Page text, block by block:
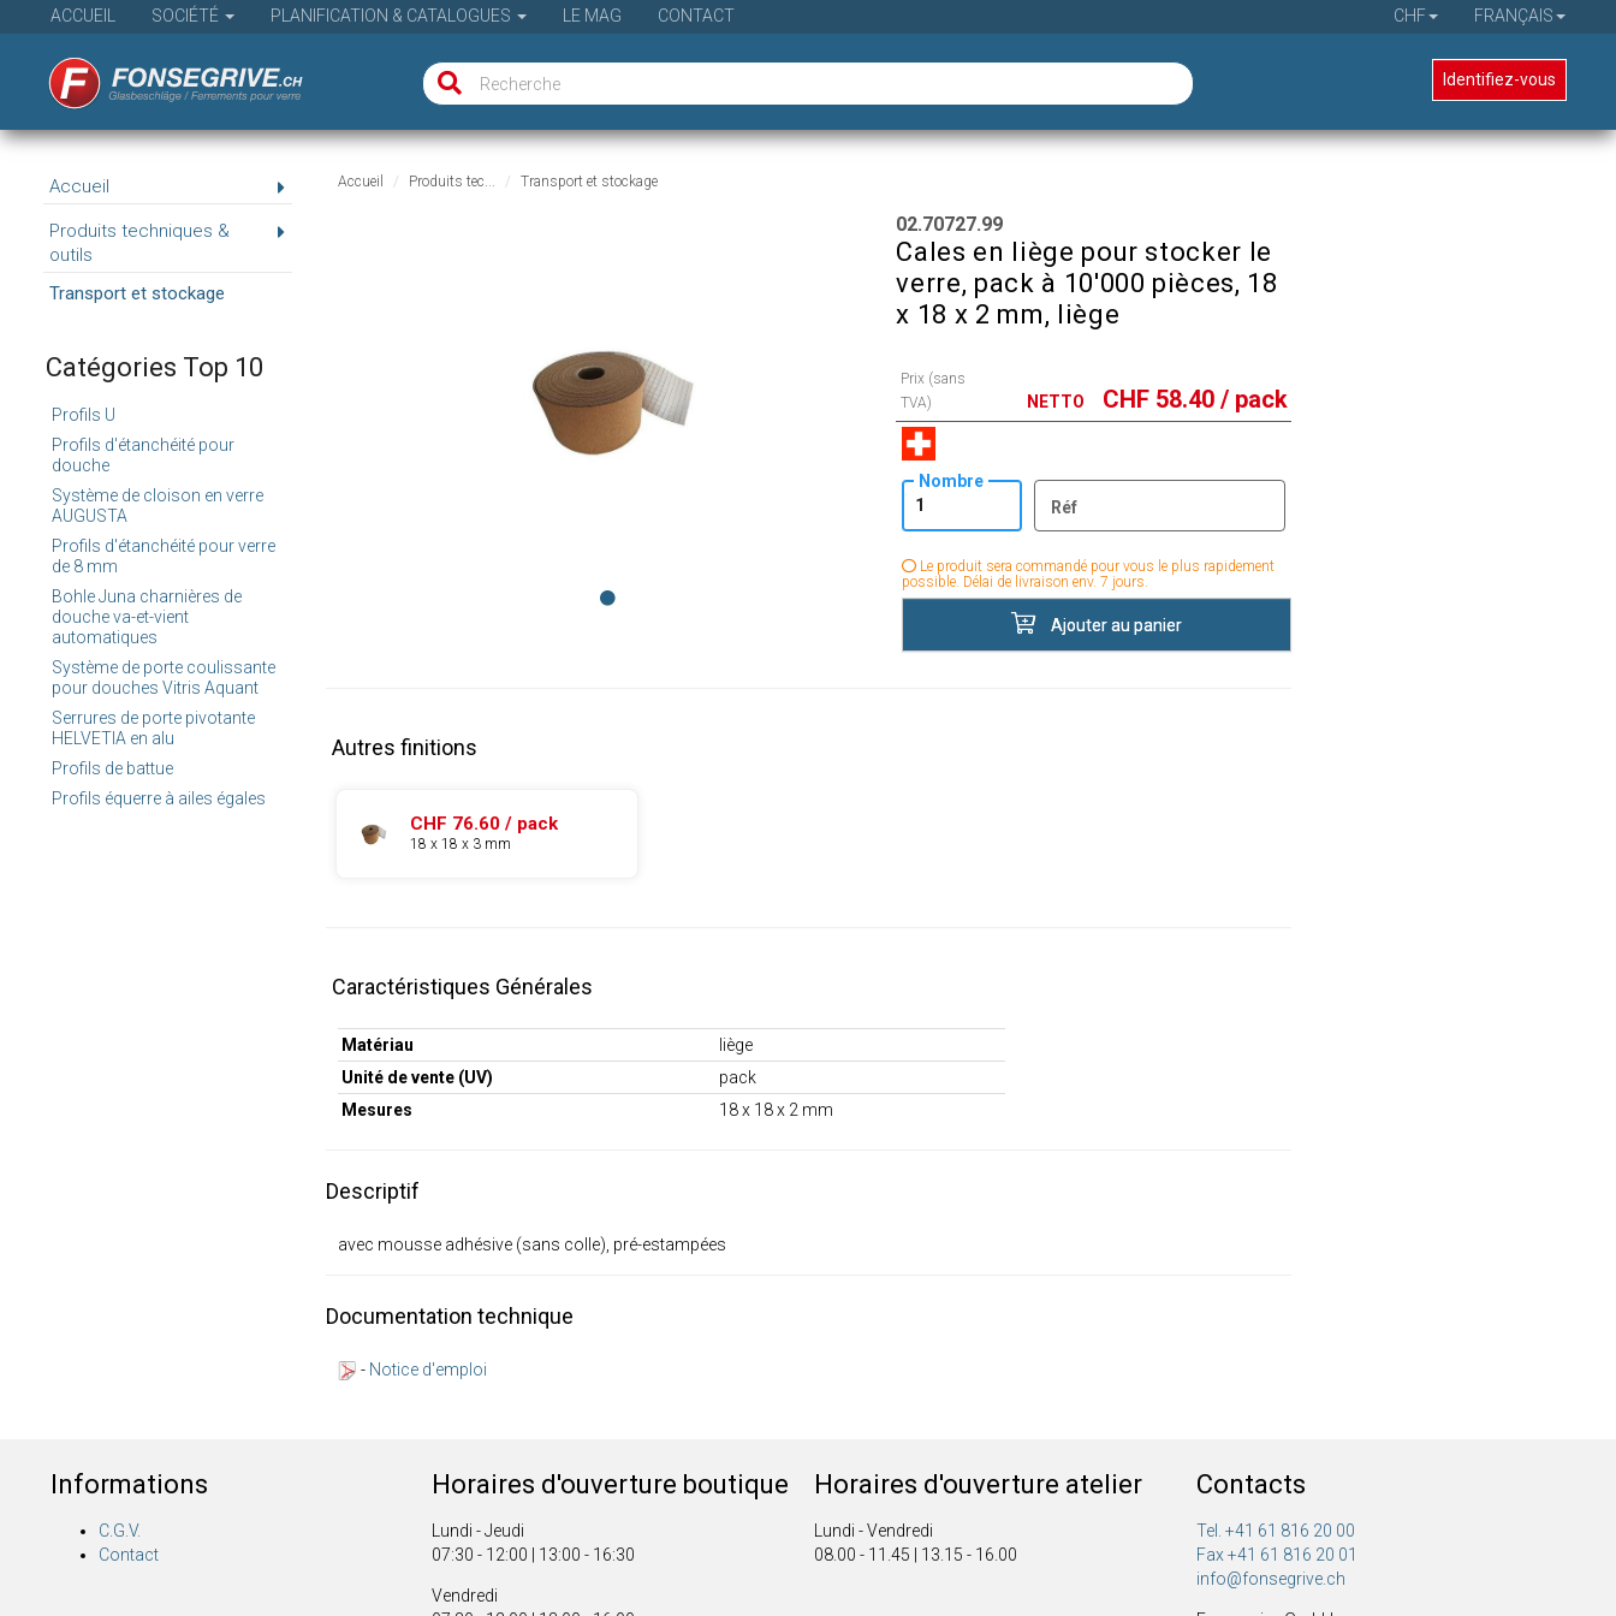
ACCUEIL SOCIÉTÉ PLANIFICATION & CATALOGUES LE MAG CONTACT CHF FRANÇAIS
Identifiez-vous
Accueil
Produits techniques &
outils
Transport et stockage
Catégories Top 10
Profils U
Profils d'étanchéité pour
douche
Système de cloison en verre
AUGUSTA
Profils d'étanchéité pour verre
de 8 mm
Bohle Juna charnières de
douche va-et-vient
automatiques
Système de porte coulissante
pour douches Vitris Aquant
Serrures de porte pivotante
HELVETIA en alu
Profils de battue
Profils équerre à ailes égales
Accueil Produits tec... Transport et stockage
02.70727.99
Cales en liège pour stocker le
verre, pack à 10'000 pièces, 18
x 18 x 2 mm, liège
Prix (sans
TVA)
NETTO CHF 58.40 / pack
Nombre
Réf
Le produit sera commandé pour vous le plus rapidement
possible. Délai de livraison env. 7 jours.
Ajouter au panier
Autres finitions
CHF 76.60 / pack
18 x 18 x 3 mm
Caractéristiques Générales
Matériau
liège
Unité de vente (UV)
pack
Mesures
18 x 18 x 2 mm
Descriptif
avec mousse adhésive (sans colle), pré-estampées
Documentation technique
- Notice d'emploi
Informations
C.G.V.
Contact
Horaires d'ouverture boutique
Lundi - Jeudi
07:30 - 12:00 | 13:00 - 16:30
Vendredi
Horaires d'ouverture atelier
Lundi - Vendredi
08.00 - 11.45 | 13.15 - 16.00
Contacts
Tel. +41 61 816 20 00
Fax +41 61 816 20 01
info@fonsegrive.ch